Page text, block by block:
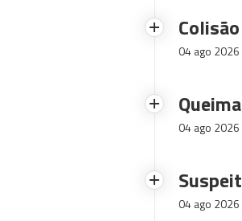
04 ago 2026
04 ago 2026
04 ago 2026